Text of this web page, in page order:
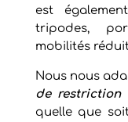
est
tripodes,
mobilités
Nous nous
de restriction
quelle que